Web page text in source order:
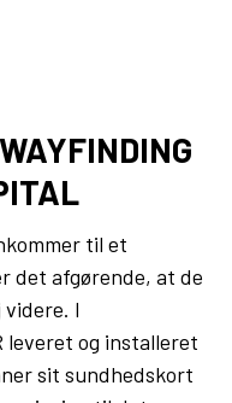
til et
det afgørende, at de
I
leveret og installeret
sit sundhedskort